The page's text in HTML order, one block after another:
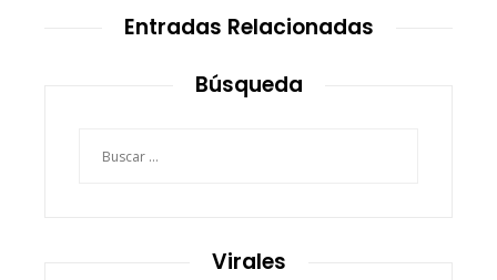
Entradas Relacionadas
Búsqueda
Virales